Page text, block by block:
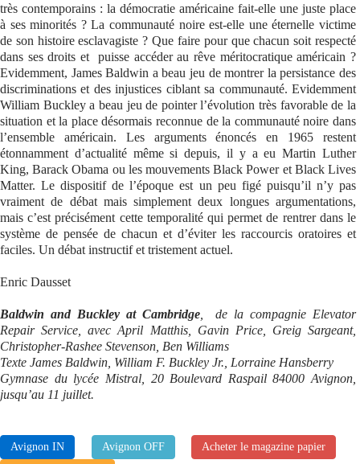
très contemporains : la démocratie américaine fait-elle une juste place
à ses minorités ? La communauté noire est-elle une éternelle victime
de son histoire esclavagiste ? Que faire pour que chacun soit respecté
dans ses droits et puisse accéder au rêve méritocratique américain ?
Evidemment, James Baldwin a beau jeu de montrer la persistance des
discriminations et des injustices ciblant sa communauté. Evidemment
William Buckley a beau jeu de pointer l’évolution très favorable de la
situation et la place désormais reconnue de la communauté noire dans
l’ensemble américain. Les arguments énoncés en 1965 restent
étonnamment d’actualité même si depuis, il y a eu Martin Luther
King, Barack Obama ou les mouvements Black Power et Black Lives
Matter. Le dispositif de l’époque est un peu figé puisqu’il n’y pas
vraiment de débat mais simplement deux longues argumentations,
mais c’est précisément cette temporalité qui permet de rentrer dans le
système de pensée de chacun et d’éviter les raccourcis oratoires et
faciles. Un débat instructif et tristement actuel.
Enric Dausset
Baldwin and Buckley at Cambridge, de la compagnie Elevator
Repair Service, avec April Matthis, Gavin Price, Greig Sargeant,
Christopher-Rashee Stevenson, Ben Williams
Texte James Baldwin, William F. Buckley Jr., Lorraine Hansberry
Gymnase du lycée Mistral, 20 Boulevard Raspail 84000 Avignon,
jusqu’au 11 juillet.
Avignon IN Avignon OFF
Acheter le magazine papier